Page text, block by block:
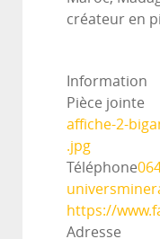
créateur en
Information
Pièce jointe
affiche-2-
.jpg
Téléphone
https://
Adresse